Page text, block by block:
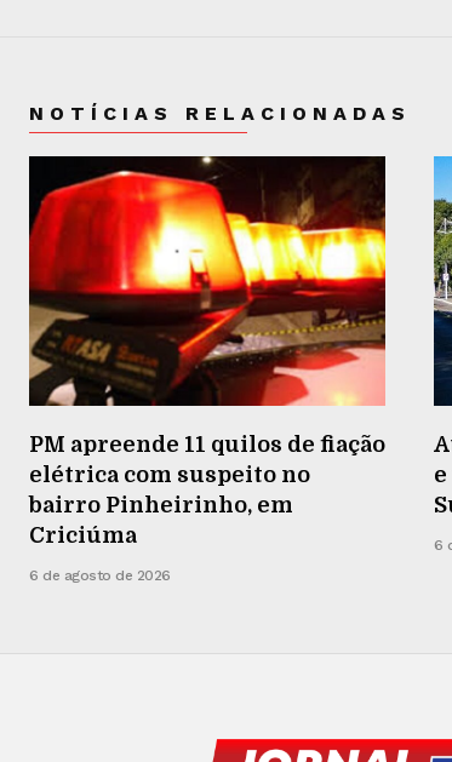
NOTÍCIAS RELACIONADAS
PM apreende 11 quilos de fiação
elétrica com suspeito no
bairro Pinheirinho, em
Criciúma
6 de agosto de 2026
6